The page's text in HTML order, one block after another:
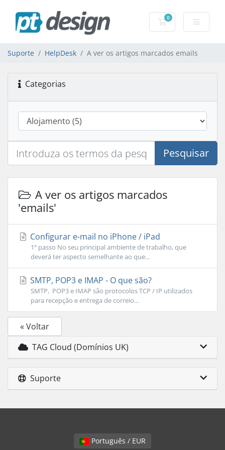
0
Carrinho de
Suporte HelpDesk A ver os artigos marcados emails
Categorias
Pesquisar
A ver os artigos marcados
'emails'
Configurar e-mail no iPhone / iPad
1º passo No seu principal ambiente de trabalho, que
deverá ter aspecto semelhante ao que...
SMTP, POP3 e IMAP - O que são?
SMTP, POP3 e IMAP são protocolos TCP / IP utilizados
para recepção e entrega de correio...
« Voltar
TAG Cloud (Domínios UK)
Suporte
Português / EUR